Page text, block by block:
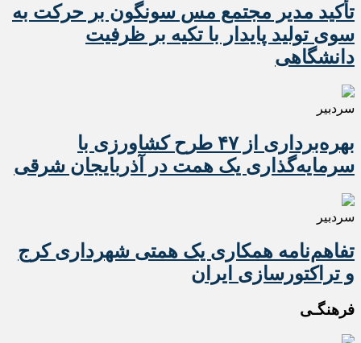
تأکید مدیر مجتمع مس سونگون بر حرکت به
سوی تولید پایدار با تکیه بر ظرفیت
دانشگاهی
سردبیر
بهره‌برداری از ۴۷ طرح کشاورزی با
سرمایه‌گذاری یک همت در آذربایجان شرقی
سردبیر
تفاهم‌نامه همکاری یک همتی شهرداری کرج
و تراکتورسازی ایران
فرهنگـی